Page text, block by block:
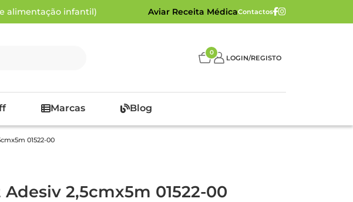
alimentação infantil) Aviar Receita MédicaContactos
0
LOGIN/REGISTO
Marcas Blog
01522-00
2,5cmx5m 01522-00